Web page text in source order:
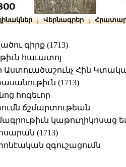
Վերնագրեր
գիրք (1713)
հաւատոյ
Աստուածաշունչ Հին
(1713)
հոգեւոր
ճշմարտութեան
կաթուղիկոսաց
(1713)
զգուշացումն